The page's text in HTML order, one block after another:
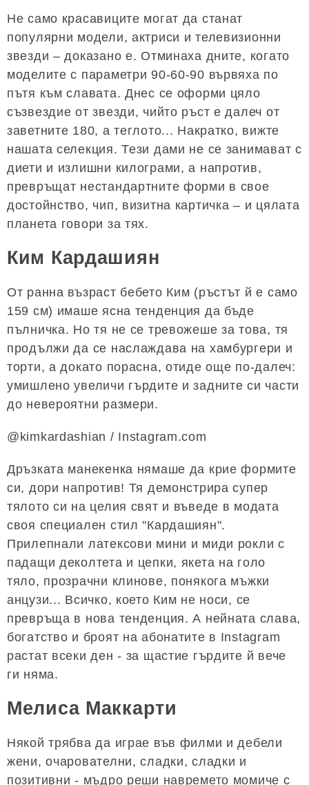
Не само красавиците могат да станат
популярни модели, актриси и телевизионни
звезди – доказано е. Отминаха дните, когато
моделите с параметри 90-60-90 вървяха по
пътя към славата. Днес се оформи цяло
съзвездие от звезди, чийто ръст е далеч от
заветните 180, а теглото... Накратко, вижте
нашата селекция. Тези дами не се занимават с
диети и излишни килограми, а напротив,
превръщат нестандартните форми в свое
достойнство, чип, визитна картичка – и цялата
планета говори за тях.
Ким Кардашиян
От ранна възраст бебето Ким (ръстът й е само
159 см) имаше ясна тенденция да бъде
пълничка. Но тя не се тревожеше за това, тя
продължи да се наслаждава на хамбургери и
торти, а докато порасна, отиде още по-далеч:
умишлено увеличи гърдите и задните си части
до невероятни размери.
@kimkardashian / Instagram.com
Дръзката манекенка нямаше да крие формите
си, дори напротив! Тя демонстрира супер
тялото си на целия свят и въведе в модата
своя специален стил "Кардашиян".
Прилепнали латексови мини и миди рокли с
падащи деколтета и цепки, якета на голо
тяло, прозрачни клинове, понякога мъжки
анцузи... Всичко, което Ким не носи, се
превръща в нова тенденция. А нейната слава,
богатство и броят на абонатите в Instagram
растат всеки ден - за щастие гърдите й вече
ги няма.
Мелиса Маккарти
Някой трябва да играе във филми и дебели
жени, очарователни, сладки, сладки и
позитивни - мъдро реши навремето момиче с